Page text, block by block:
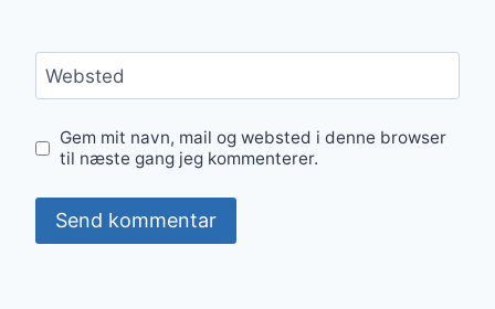
Websted
Gem mit navn, mail og websted i denne browser
til næste gang jeg kommenterer.